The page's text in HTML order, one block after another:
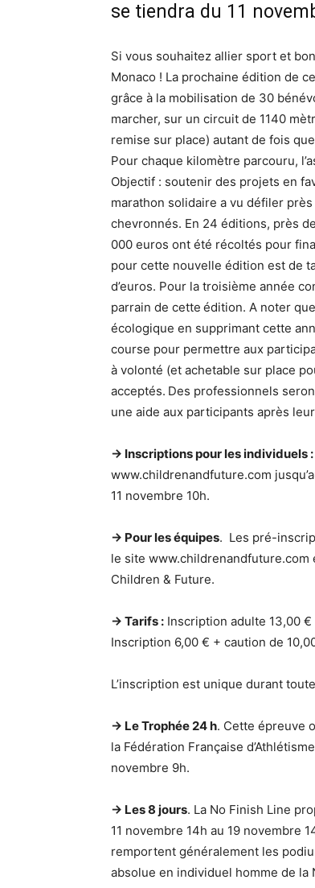
se tiendra du 11
Si vous souhaitez allier sport et
Monaco ! La prochaine édition de
grâce à la mobilisation de 30
marcher, sur un circuit de 1140
remise sur place) autant de fois
Pour chaque kilomètre parcouru,
Objectif : soutenir des projets en
marathon solidaire a vu défiler
chevronnés. En 24 éditions, près
000 euros ont été récoltés pour
pour cette nouvelle édition est de
d’euros. Pour la troisième année
parrain de cette édition. A noter
écologique en supprimant cette
course pour permettre aux
à volonté (et achetable sur place
acceptés. Des professionnels
une aide aux participants après
→ Inscriptions pour les individuels :
www.childrenandfuture.com
11 novembre 10h.
→ Pour les équipes. Les pré-
le site www.childrenandfuture.com
Children & Future.
→ Tarifs : Inscription adulte 13,00
Inscription 6,00 € + caution de
L’inscription est unique durant
→ Le Trophée 24 h. Cette épreuve
la Fédération Française
novembre 9h.
→ Les 8 jours. La No Finish Line
11 novembre 14h au 19 novembre
remportent généralement les
absolue en individuel homme de la